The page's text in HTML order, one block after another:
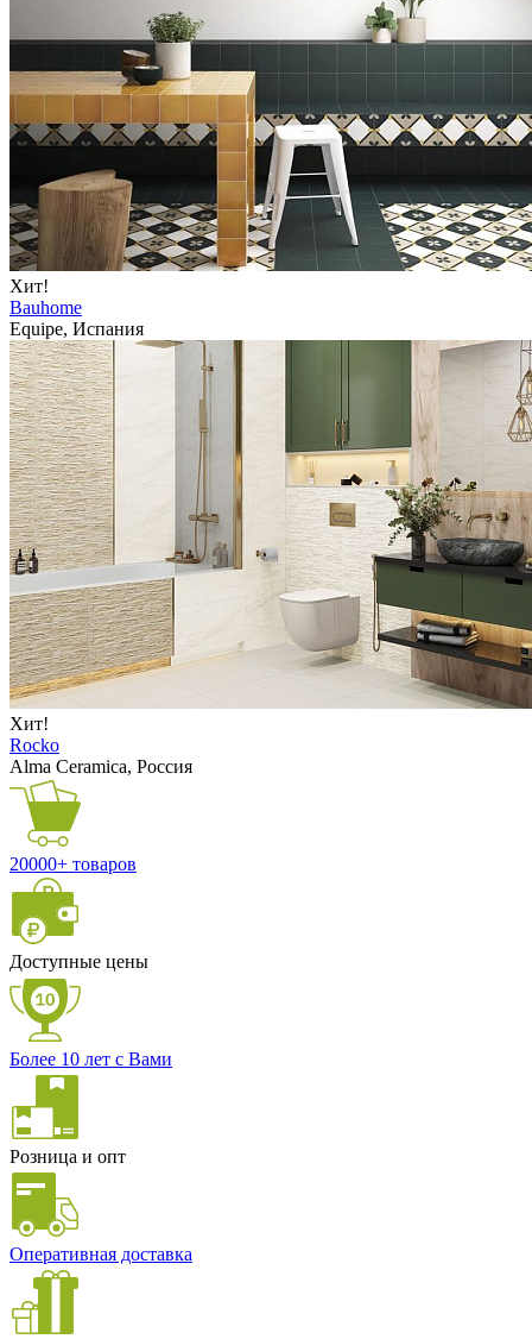
Хит!
Bauhome
Equipe, Испания
Хит!
Rocko
Alma Ceramica, Россия
20000+ товаров
Доступные цены
Более 10 лет с Вами
Розница и опт
Оперативная доставка